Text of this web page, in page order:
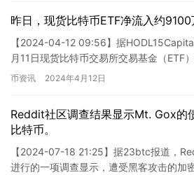
昨日，现货比特币ETF净流入约9100
【2024-04-12 09:56】据
月11日现货比特币交易所交易基金（ETF
这则新闻显示，4月11…
币资讯 2024年4月12日
Reddit社区调查结果显示Mt. Gox的
比特币。
【2024-07-18 21:25】据23btc报道，
进行的一项调查显示，遭受黑客攻击的加